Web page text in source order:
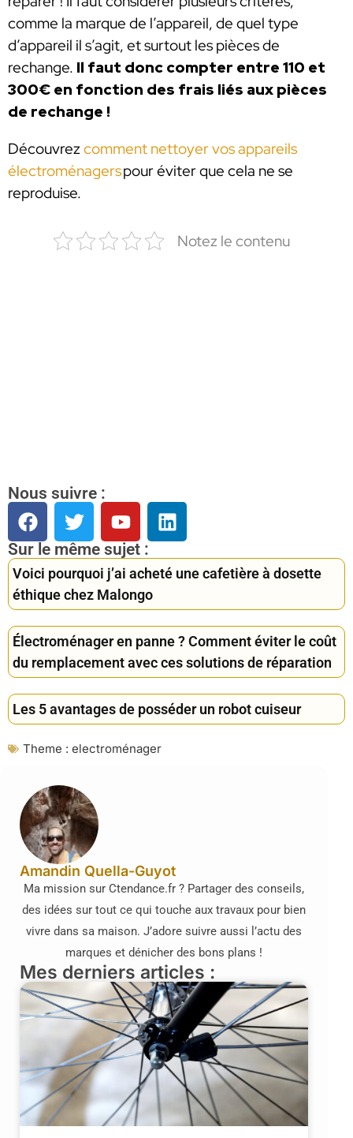
comme la marque de l’appareil, de quel type
d’appareil il s’agit, et surtout les pièces de
rechange. Il faut donc compter entre 110 et
300€ en fonction des frais liés aux pièces
de rechange !
Découvrezcomment nettoyer vos appareils
électroménagerspour éviter que cela ne se
reproduise.
Notez le contenu
Nous suivre :
Sur le même sujet :
Voici pourquoi j’ai acheté une cafetière à dosette
éthique chez Malongo
Électroménager en panne ? Comment éviter le coût
du remplacement avec ces solutions de réparation
Les 5 avantages de posséder un robot cuiseur
Theme : electroménager
Amandin Quella-Guyot
Ma mission sur Ctendance.fr ? Partager des conseils,
des idées sur tout ce qui touche aux travaux pour bien
vivre dans sa maison. J’adore suivre aussi l’actu des
marques et dénicher des bons plans !
Mes derniers articles :